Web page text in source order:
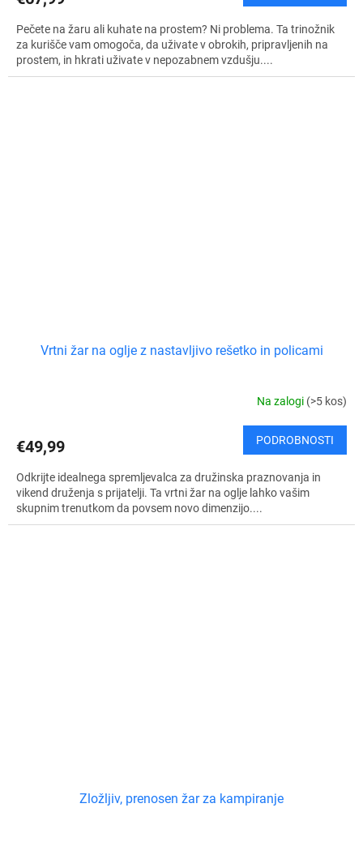
Pečete na žaru ali kuhate na prostem? Ni problema. Ta trinožnik
za kurišče vam omogoča, da uživate v obrokih, pripravljenih na
prostem, in hkrati uživate v nepozabnem vzdušju....
Vrtni žar na oglje z nastavljivo rešetko in policami
Na zalogi (>5 kos)
€49,99 PODROBNOSTI
Odkrijte idealnega spremljevalca za družinska praznovanja in
vikend druženja s prijatelji. Ta vrtni žar na oglje lahko vašim
skupnim trenutkom da povsem novo dimenzijo....
Zložljiv, prenosen žar za kampiranje